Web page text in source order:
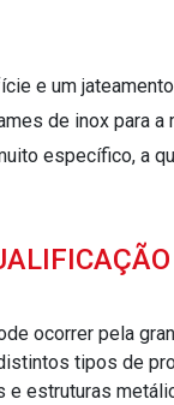
e um
de inox para a
ocorrer pela
tipos de
estruturas